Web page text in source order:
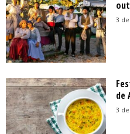
3
de
3